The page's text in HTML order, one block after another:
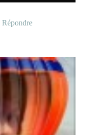
Répondre